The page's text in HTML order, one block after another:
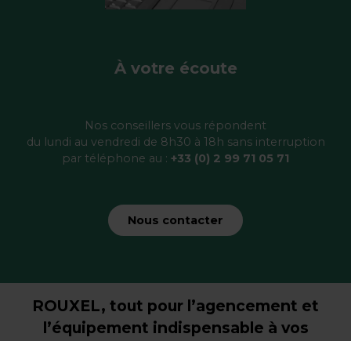
À votre écoute
Nos conseillers vous répondent
du lundi au vendredi de 8h30 à 18h sans interruption
par téléphone au : +33 (0) 2 99 71 05 71
Nous contacter
ROUXEL, tout pour l’agencement et
l’équipement indispensable à vos